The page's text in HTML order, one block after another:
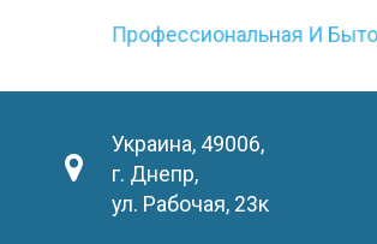
Профессиональная И
Украина, 49006,
г. Днепр,
ул. Рабочая, 23к